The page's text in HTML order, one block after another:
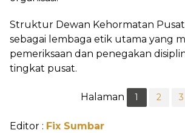
Struktur Dewan Kehormatan
sebagai lembaga etik utama yang
pemeriksaan dan penegakan
tingkat pusat.
Halaman 1 2 3
Editor : Fix Sumbar